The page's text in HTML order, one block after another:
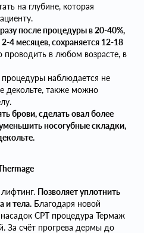
на глубине, которая
после процедуры в 20-40%,
4 месяцев, сохраняется 12-18
в любом возрасте, в
наблюдается не
декольте, также можно
брови, сделать овал более
носогубные складки,
Позволяет уплотнить
и тела. Благодаря новой
CPT процедура Термаж
За счёт прогрева дермы до